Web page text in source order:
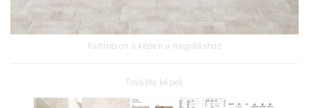
Kattintson a képen a nagyításhoz
További képek